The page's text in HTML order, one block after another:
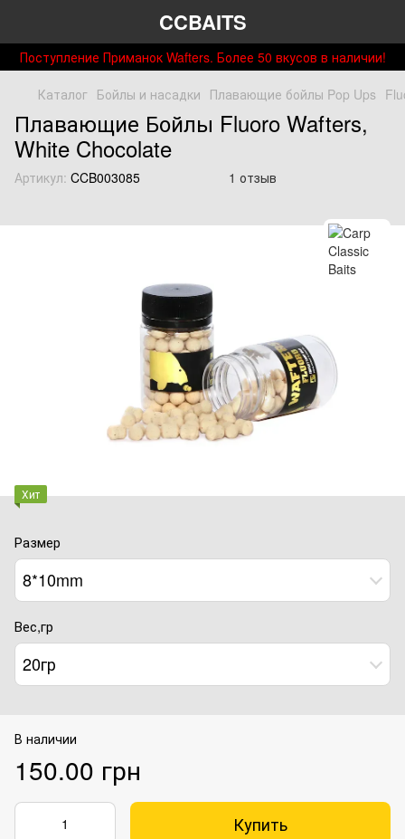
CCBAITS
Поступление Приманок Wafters. Более 50 вкусов в наличии!
Каталог Бойлы и насадки Плавающие бойлы Pop Ups
Плавающие Бойлы Fluoro Wafters,
White Chocolate
Артикул: CCB003085 1 отзыв
Хит
Размер
8*10mm
Вес,гр
20гр
В наличии
150.00 грн
Купить